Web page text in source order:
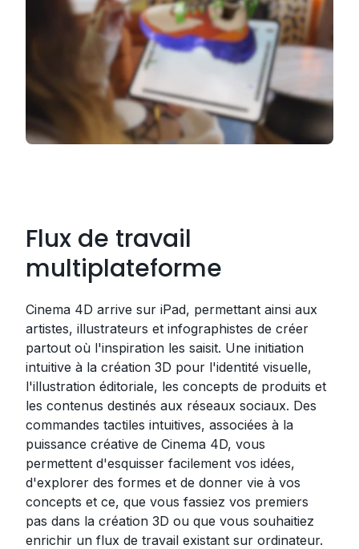
Flux de travail
multiplateforme
Cinema 4D arrive sur iPad, permettant ainsi aux
artistes, illustrateurs et infographistes de créer
partout où l'inspiration les saisit. Une initiation
intuitive à la création 3D pour l'identité visuelle,
l'illustration éditoriale, les concepts de produits et
les contenus destinés aux réseaux sociaux. Des
commandes tactiles intuitives, associées à la
puissance créative de Cinema 4D, vous
permettent d'esquisser facilement vos idées,
d'explorer des formes et de donner vie à vos
concepts et ce, que vous fassiez vos premiers
pas dans la création 3D ou que vous souhaitiez
enrichir un flux de travail existant sur ordinateur.